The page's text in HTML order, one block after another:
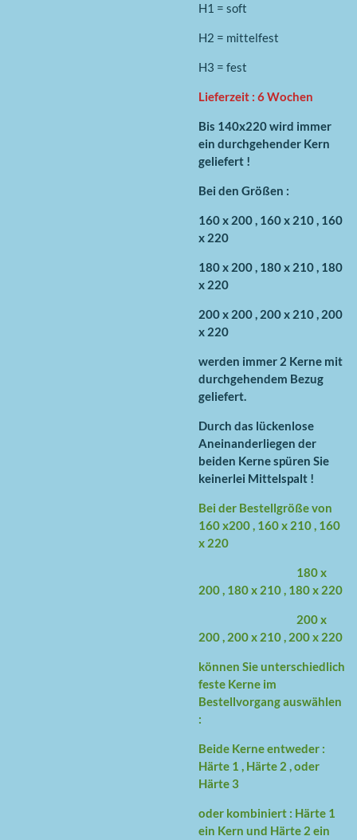
H1 = soft
H2 = mittelfest
H3 = fest
Lieferzeit : 6 Wochen
Bis 140x220 wird immer
ein durchgehender Kern
geliefert !
Bei den Größen :
160 x 200 , 160 x 210 , 160
x 220
180 x 200 , 180 x 210 , 180
x 220
200 x 200 , 200 x 210 , 200
x 220
werden immer 2 Kerne mit
durchgehendem Bezug
geliefert.
Durch das lückenlose
Aneinanderliegen der
beiden Kerne spüren Sie
keinerlei Mittelspalt !
Bei der Bestellgröße von
160 x200 , 160 x 210 , 160
x 220
180 x
200 , 180 x 210 , 180 x 220
200 x
200 , 200 x 210 , 200 x 220
können Sie unterschiedlich
feste Kerne im
Bestellvorgang auswählen
:
Beide Kerne entweder :
Härte 1 , Härte 2 , oder
Härte 3
oder kombiniert : Härte 1
ein Kern und Härte 2 ein